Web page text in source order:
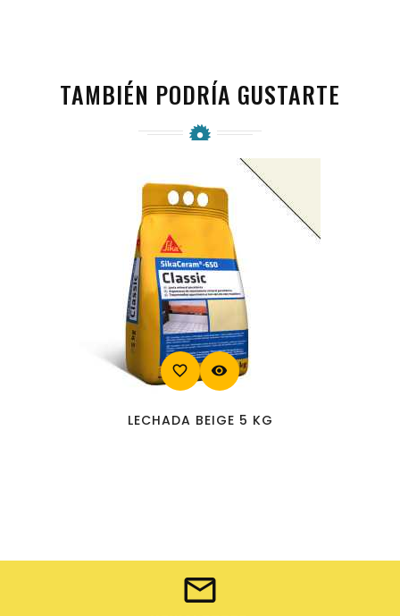
TAMBIÉN PODRÍA GUSTARTE
favorite_border visibility
LECHADA BEIGE 5 KG